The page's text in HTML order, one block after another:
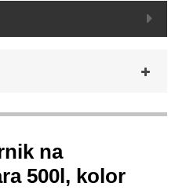
na
500l, kolor